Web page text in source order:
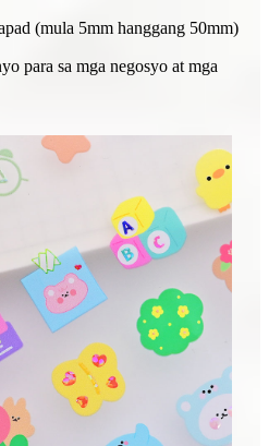
(mula 5mm hanggang 50mm)
para sa mga negosyo at mga